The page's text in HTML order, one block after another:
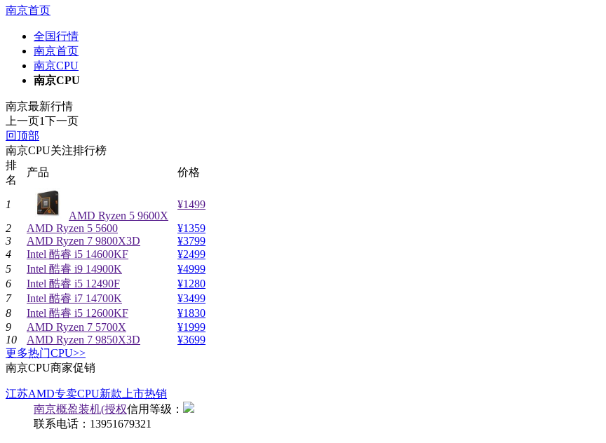
南京首页
全国行情
南京首页
南京CPU
南京CPU
南京最新行情
上一页1下一页
回顶部
南京CPU关注排行榜
排
名
产品 价格
1
AMD Ryzen 5 9600X
¥1499
2
AMD Ryzen 5 5600
¥1359
3
AMD Ryzen 7 9800X3D
¥3799
4
Intel 酷睿 i5 14600KF
¥2499
5
Intel 酷睿 i9 14900K
¥4999
6
Intel 酷睿 i5 12490F
¥1280
7
Intel 酷睿 i7 14700K
¥3499
8
Intel 酷睿 i5 12600KF
¥1830
9
AMD Ryzen 7 5700X
¥1999
10
AMD Ryzen 7 9850X3D
¥3699
更多热门CPU>>
南京CPU商家促销
江苏AMD专卖CPU新款上市热销
南京概盈装机(授权信用等级：
联系电话： 13951679321